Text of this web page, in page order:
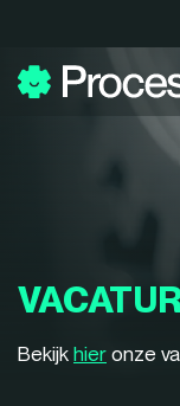
Bekijk hier onze